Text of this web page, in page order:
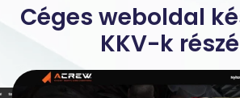
Céges weboldal
KKV-k